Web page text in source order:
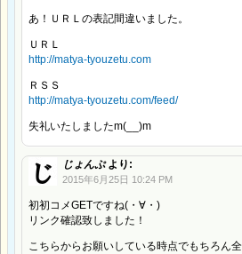
あ！ＵＲＬの表記間違いました。
ＵＲＬ
http://matya-tyouzetu.com
ＲＳＳ
http://matya-tyouzetu.com/feed/
失礼いたしましたm(__)m
じょんぷ より:
2015年6月25日 10:24 PM
初初コメGETですね(・∀・)
リンク確認致しました！
こちらからお願いしている時点でもちろん